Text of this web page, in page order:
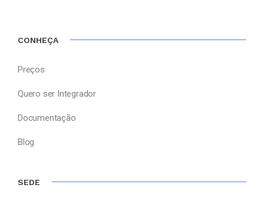
CONHEÇA
Preços
Quero ser Integrador
Documentação
Blog
SEDE